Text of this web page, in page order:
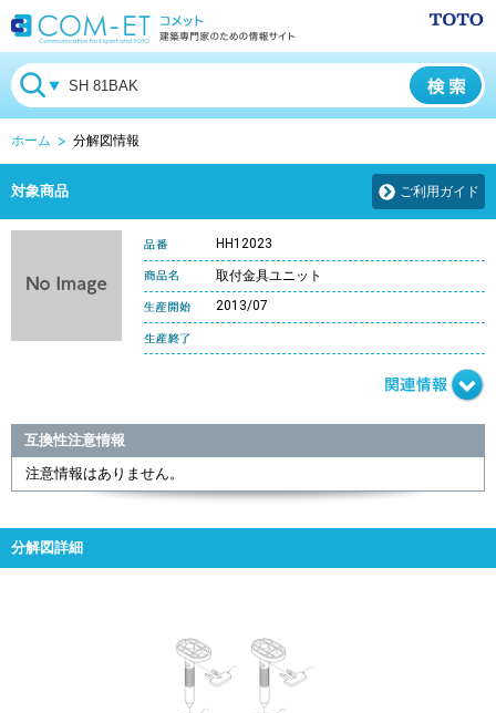
ホーム 分解図情報
対象商品 ご利用ガイド
HH12023
取付金具ユニット
2013/07
互換性注意情報
注意情報はありません。
分解図詳細